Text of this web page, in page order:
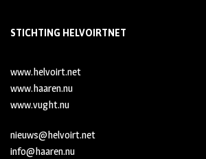
STICHTING HELVOIRTNET
www.helvoirt.net
www.haaren.nu
www.vught.nu
nieuws@helvoirt.net
info@haaren.nu